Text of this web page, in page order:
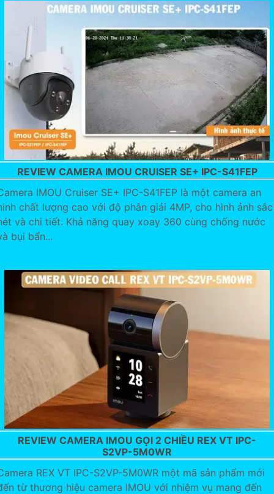
REVIEW CAMERA IMOU CRUISER SE+ IPC-S41FEP
IMOU Cruiser SE+ IPC-S41FEP là một camera an
chất lượng cao với độ phân giải 4MP, cho hình ảnh sắc
và chi tiết. Khả năng quay xoay 360 cùng chống nước
bụi bẩn...
REVIEW CAMERA IMOU GỌI 2 CHIỀU REX VT IPC-
S2VP-5M0WR
REX VT IPC-S2VP-5M0WR một mã sản phẩm mới
từ thương hiệu camera IMOU với nhiệm vụ mang đến